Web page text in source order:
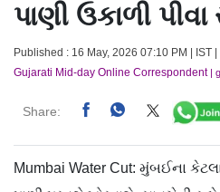
પાણી ઉકાળી
Published : 16 May, 2026 07:10 PM | IST
Gujarati Mid-day Online Correspondent|
Share:
Mumbai Water Cut: મુંબઈના